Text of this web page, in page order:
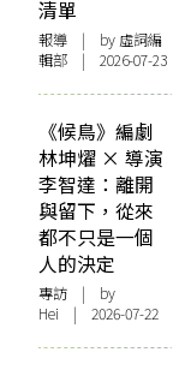
清單
報導 | by 虛詞編
輯部 | 2026-07-23
《候鳥》編劇
林坤燿 × 導演
李智達：離開
與留下，從來
都不只是一個
人的決定
專訪 | by
Hei | 2026-07-22